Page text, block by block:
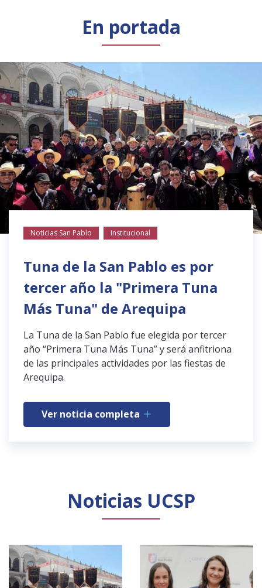
En portada
Noticias San Pablo Institucional
Tuna de la San Pablo es por
tercer año la "Primera Tuna
Más Tuna" de Arequipa
La Tuna de la San Pablo fue elegida por tercer
año “Primera Tuna Más Tuna” y será anfitriona
de las principales actividades por las fiestas de
Arequipa.
Ver noticia completa
Noticias UCSP